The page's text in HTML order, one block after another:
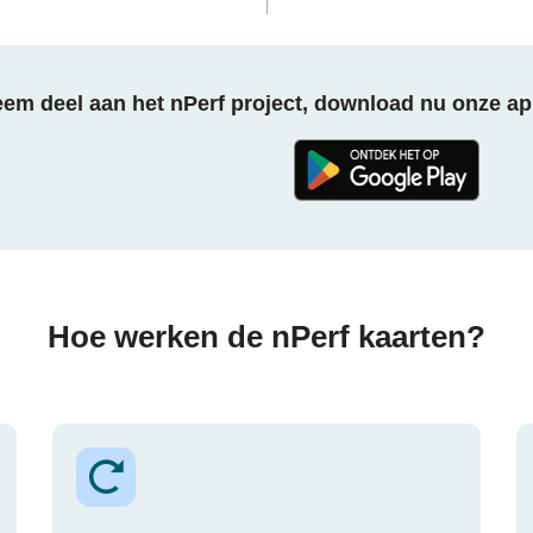
deel aan het nPerf project, download nu onze
Hoe werken de nPerf kaarten?